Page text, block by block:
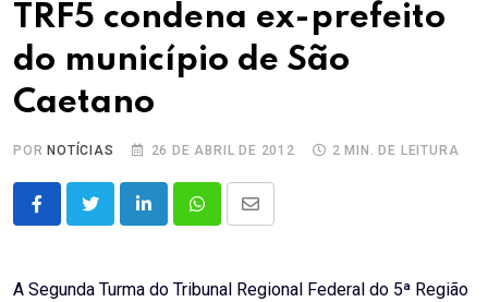
TRF5 condena ex-prefeito
do município de São
Caetano
POR NOTÍCIAS 26 DE ABRIL DE 2012 2 MIN. DE LEITURA
LinkedInWhatsappShare
Email
A Segunda Turma do Tribunal Regional Federal do 5ª Região